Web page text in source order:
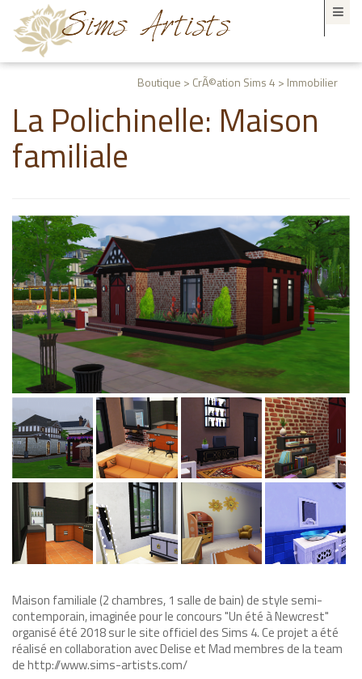
Boutique > CrÃ©ation Sims 4 > Immobilier
La Polichinelle: Maison
familiale
Maison familiale (2 chambres, 1 salle de bain) de style semi-
contemporain, imaginée pour le concours "Un été à Newcrest"
organisé été 2018 sur le site officiel des Sims 4. Ce projet a été
réalisé en collaboration avec Delise et Mad membres de la team
de http://www.sims-artists.com/